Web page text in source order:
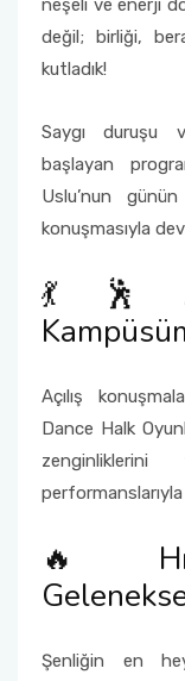
neşeli ve enerji
değil; birliği,
kutladık!
Saygı duruşu
başlayan
Uslu’nun
konuşmasıyla
Açılış
Dance Halk
performanslarıyla
🔥
Şenliğin en